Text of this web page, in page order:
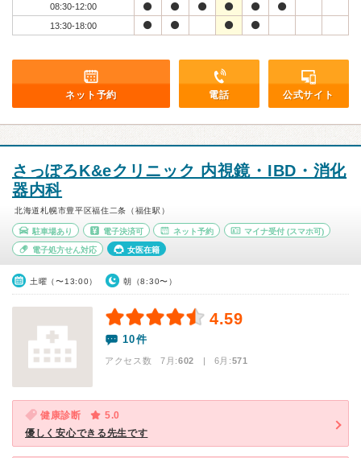
08:30-12:00
13:30-18:00
ネット予約 電話 公式サイト
さっぽろK&eクリニック 内視鏡・IBD・消化
器内科
北海道札幌市豊平区福住二条（福住駅）
駐車場あり 電子決済可 ネット予約 マイナ受付 (スマホ可)
電子処方せん対応 女医在籍
土曜（〜13:00） 朝（8:30〜）
4.59
10件
アクセス数 7月:602 | 6月:571
健康診断
5.0
優しく安心できる先生です